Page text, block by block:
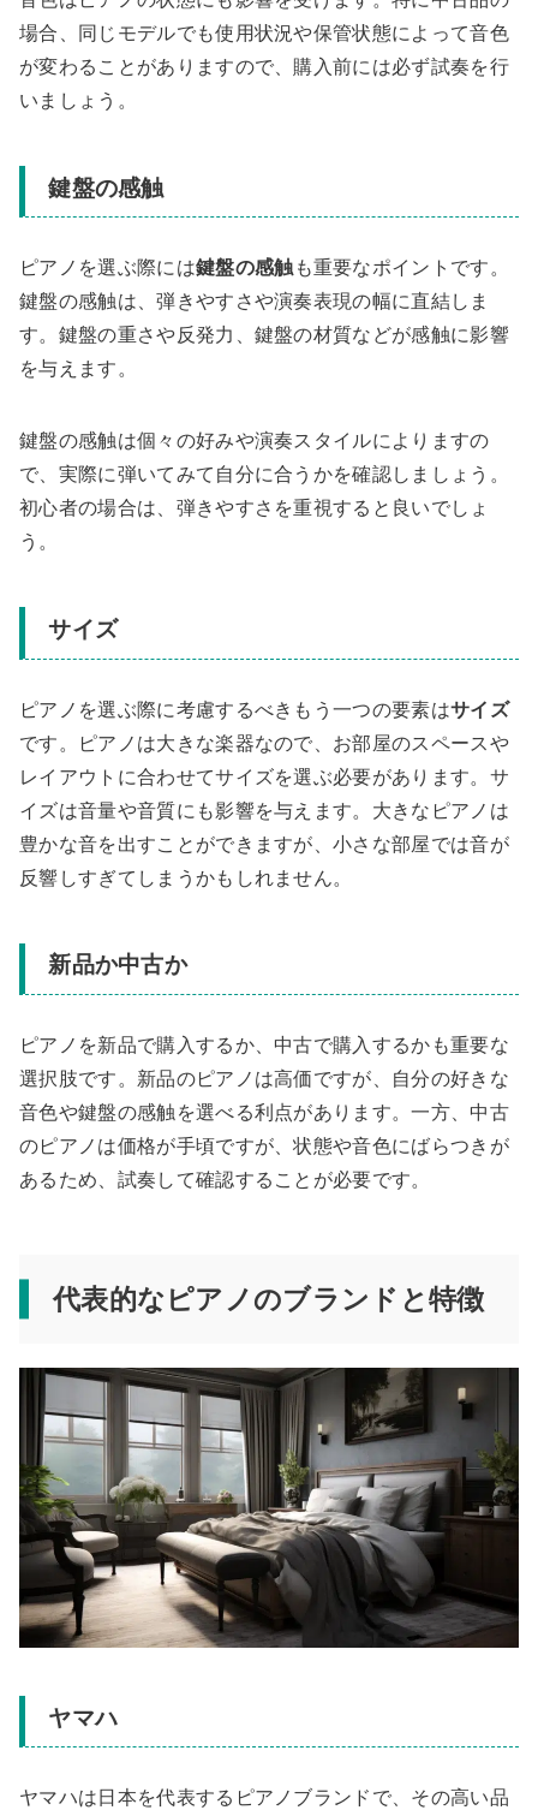
場合、同じモデルでも使用状況や保管状態によって音色
が変わることがありますので、購入前には必ず試奏を行
いましょう。
鍵盤の感触
ピアノを選ぶ際には鍵盤の感触 も重要なポイントです。
鍵盤の感触は、弾きやすさや演奏表現の幅に直結しま
す。鍵盤の重さや反発力、鍵盤の材質などが感触に影響
を与えます。
鍵盤の感触は個々の好みや演奏スタイルによりますの
で、実際に弾いてみて自分に合うかを確認しましょう。
初心者の場合は、弾きやすさを重視すると良いでしょ
う。
サイズ
ピアノを選ぶ際に考慮するべきもう一つの要素はサイズ
です。ピアノは大きな楽器なので、お部屋のスペースや
レイアウトに合わせてサイズを選ぶ必要があります。サ
イズは音量や音質にも影響を与えます。大きなピアノは
豊かな音を出すことができますが、小さな部屋では音が
反響しすぎてしまうかもしれません。
新品か中古か
ピアノを新品で購入するか、中古で購入するかも重要な
選択肢です。新品のピアノは高価ですが、自分の好きな
音色や鍵盤の感触を選べる利点があります。一方、中古
のピアノは価格が手頃ですが、状態や音色にばらつきが
あるため、試奏して確認することが必要です。
代表的なピアノのブランドと特徴
ヤマハ
ヤマハは日本を代表するピアノブランドで、その高い品